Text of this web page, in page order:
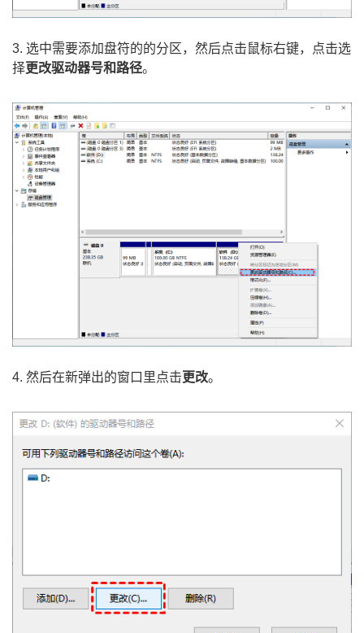
3. 选中需要添加盘符的的分区，然后点击鼠标右键，点击选
择更改驱动器号和路径。
4. 然后在新弹出的窗口里点击更改。